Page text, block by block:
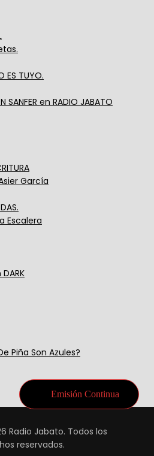
ES TUYO.
SANFER en RADIO JABATO
García
Escalera
Piña Son Azules?
Radio Jabato. Todos los
reservados.
Emisión Continua